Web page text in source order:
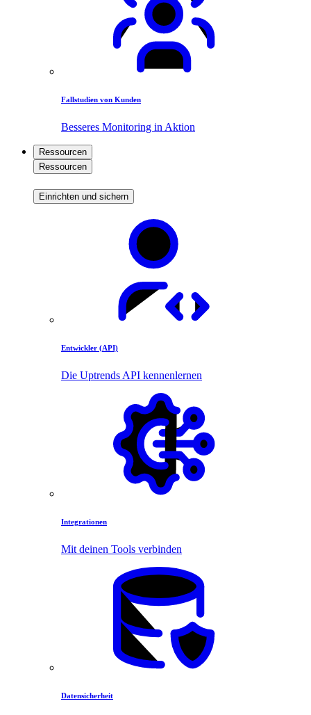
Fallstudien von Kunden
Besseres Monitoring in Aktion
Ressourcen
Ressourcen
Einrichten und sichern
Entwickler (API)
Die Uptrends API kennenlernen
Integrationen
Mit deinen Tools verbinden
Datensicherheit